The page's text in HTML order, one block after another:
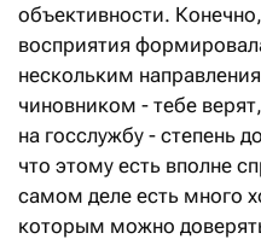
объективности.
восприятия
нескольким
чиновником - тебе
на госслужбу - степень
что этому есть вполне
самом деле есть много
которым можно